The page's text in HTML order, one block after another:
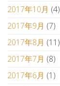
2017年10月 (4)
2017年9月 (7)
2017年8月 (11)
2017年7月 (8)
2017年6月 (1)